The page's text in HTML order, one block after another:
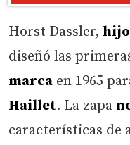
Horst Dassler,
diseñó las
marca en 1965
Haillet. La zapa
características de